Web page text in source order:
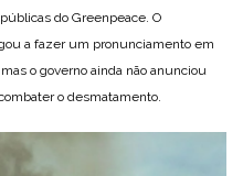
do Greenpeace. O
a fazer um pronunciamento em
o governo ainda não anunciou
o desmatamento.